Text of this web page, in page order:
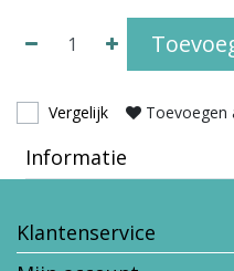
Vergelijk Toevoegen
Informatie
Klantenservice